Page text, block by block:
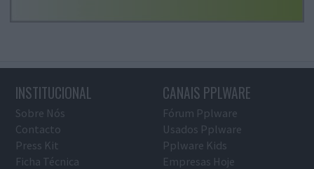
INSTITUCIONAL
Sobre Nós
Contacto
Press Kit
Ficha Técnica
CANAIS PPLWARE
Fórum Pplware
Usados Pplware
Pplware Kids
Empresas Hoje